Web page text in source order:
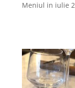
Meniul in iulie